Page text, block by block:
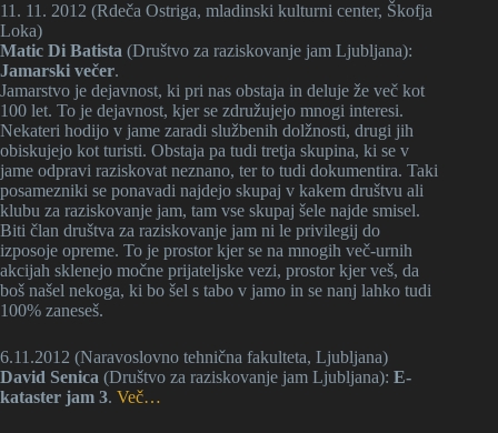
11. 11. 2012 (Rdeča Ostriga, mladinski kulturni center, Škofja
Loka)
Matic Di Batista (Društvo za raziskovanje jam Ljubljana):
Jamarski večer.
Jamarstvo je dejavnost, ki pri nas obstaja in deluje že več kot
100 let. To je dejavnost, kjer se združujejo mnogi interesi.
Nekateri hodijo v jame zaradi službenih dolžnosti, drugi jih
obiskujejo kot turisti. Obstaja pa tudi tretja skupina, ki se v
jame odpravi raziskovat neznano, ter to tudi dokumentira. Taki
posamezniki se ponavadi najdejo skupaj v kakem društvu ali
klubu za raziskovanje jam, tam vse skupaj šele najde smisel.
Biti član društva za raziskovanje jam ni le privilegij do
izposoje opreme. To je prostor kjer se na mnogih več-urnih
akcijah sklenejo močne prijateljske vezi, prostor kjer veš, da
boš našel nekoga, ki bo šel s tabo v jamo in se nanj lahko tudi
100% zaneseš.
6.11.2012 (Naravoslovno tehnična fakulteta, Ljubljana)
David Senica (Društvo za raziskovanje jam Ljubljana): E-
kataster jam 3. Več…